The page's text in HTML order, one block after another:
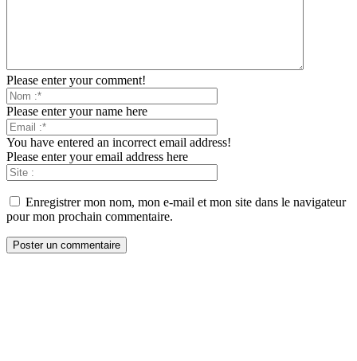
Please enter your comment!
Please enter your name here
You have entered an incorrect email address!
Please enter your email address here
Enregistrer mon nom, mon e-mail et mon site dans le navigateur
pour mon prochain commentaire.